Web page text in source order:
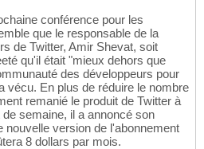
conférence pour les
que le responsable de la
de Twitter, Amir Shevat, soit
qu'il était "mieux dehors que
des développeurs pour
vécu. En plus de réduire le nombre
remanié le produit de Twitter à
semaine, il a annoncé son
nouvelle version de l'abonnement
8 dollars par mois.